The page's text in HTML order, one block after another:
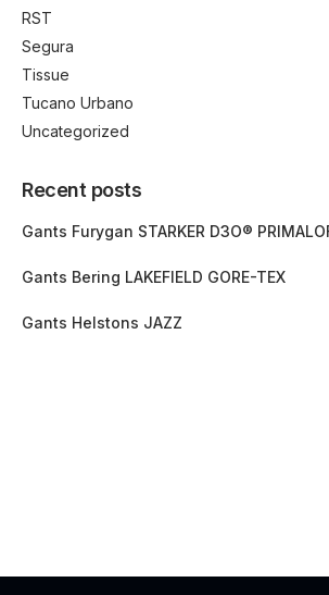
RST
Segura
Tissue
Tucano Urbano
Uncategorized
Recent posts
Gants Furygan STARKER D3O®
Gants Bering LAKEFIELD GORE-TEX
Gants Helstons JAZZ